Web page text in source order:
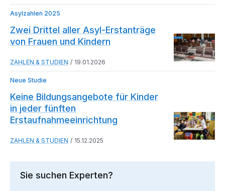
Asylzahlen 2025
Zwei Drittel aller Asyl-Erstanträge
von Frauen und Kindern
ZAHLEN & STUDIEN 19.01.2026
Neue Studie
Keine Bildungsangebote für Kinder
in jeder fünften
Erstaufnahmeeinrichtung
ZAHLEN & STUDIEN 15.12.2025
Sie suchen Experten?